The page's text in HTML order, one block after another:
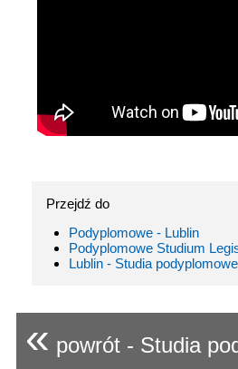
Przejdź do
Podyplomowe - Lublin
Podyplomowe Studium
Lublin - Studia podyplomowe
« powrót - Studia